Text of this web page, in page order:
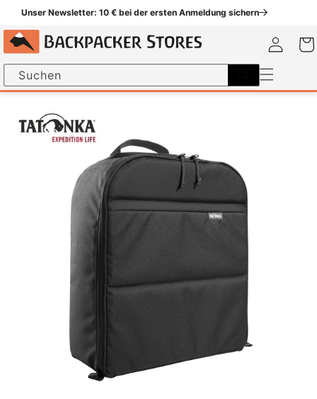
Unser Newsletter: 10 € bei der ersten Anmeldung sichern
Suchen
Einloggen